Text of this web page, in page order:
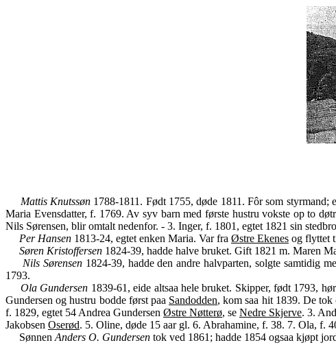
Mattis Knutssøn1788-1811. Født 1755, døde 1811. Fôr som
Maria Evensdatter, f. 1769. Av syv barn med første hustru vokste op to
Nils Sørensen, blir omtalt nedenfor. - 3. Inger, f. 1801, egtet 1821 sin
Per Hansen 1813-24, egtet enken Maria. Var fra Østre Ekenes og flyttet
Søren Kristoffersen 1824-39, hadde halve bruket. Gift 1821 m. Maren
Nils Sørensen1824-39, hadde den andre halvparten, solgte samtidig
1793.
Ola Gundersen 1839-61, eide altsaa hele bruket. Skipper, født 1793,
Gundersen og hustru bodde først paa Sandodden, kom saa hit 1839. De
f. 1829, egtet 54 Andrea Gundersen Østre Nøtterø, se Nedre Skjerve. 3.
Jakobsen Oserød. 5. Oline, døde 15 aar gl. 6. Abrahamine, f. 38. 7. Ola, f.
Sønnen Anders O. Gundersen tok ved 1861; hadde 1854 ogsaa kjøpt